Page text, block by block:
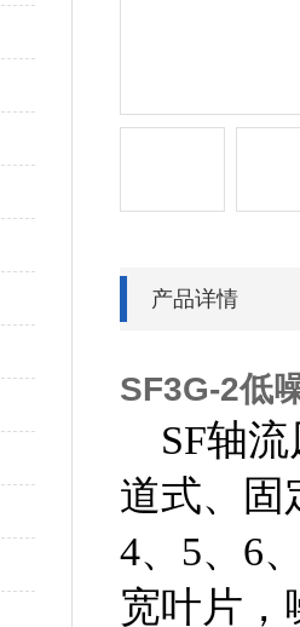
产品详情
SF3G-2低
SF轴流
道式、固
4、5、6
宽叶片，